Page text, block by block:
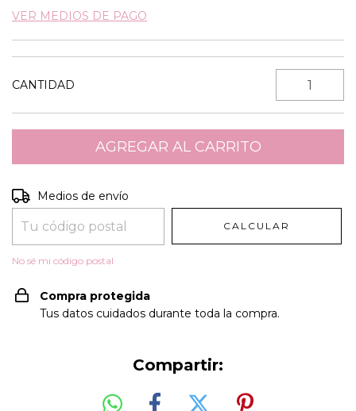
VER MEDIOS DE PAGO
CANTIDAD
Entregas para el CP:
Medios de envío
CALCULAR
No sé mi código postal
Compra protegida
Tus datos cuidados durante toda la compra.
Compartir: